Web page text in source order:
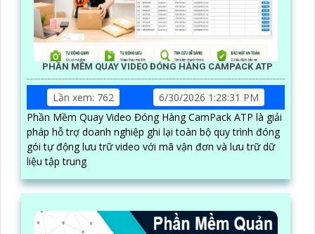
PHẦN MỀM QUAY VIDEO ĐÓNG HÀNG CAMPACK ATP
Lần xem: 762
6/30/2026 1:28:31 PM
Phần Mềm Quay Video Đóng Hàng CamPack ATP là giải
pháp hỗ trợ doanh nghiệp ghi lại toàn bộ quy trình đóng
gói tự động lưu trữ video với mã vận đơn và lưu trữ dữ
liệu tập trung